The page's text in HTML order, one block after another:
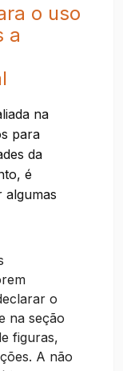
o uso
a
na
para
da
é
algumas
o
na seção
figuras,
A não